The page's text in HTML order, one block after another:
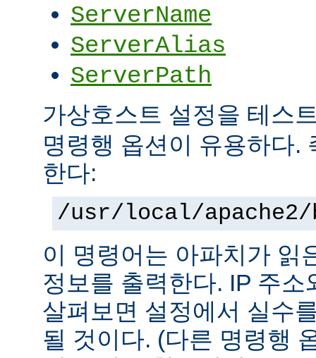
ServerName
ServerAlias
ServerPath
가상호스트 설정을 테스
명령행 옵션이 유용하다.
한다:
/usr/local/
이 명령어는 아파치가 읽
정보를 출력한다. IP 주
살펴보면 설정에서 실수
될 것이다. (다른 명령행